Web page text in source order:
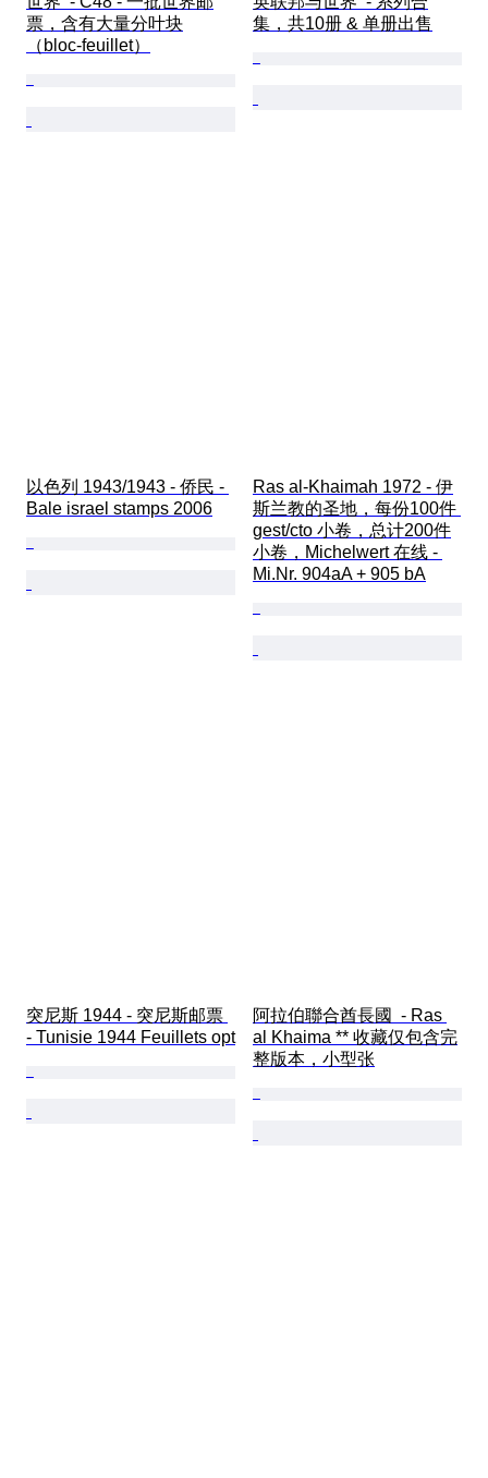
票，含有大量分叶块
（bloc-feuillet）
集，共10册 & 单册出售
以色列 1943/1943 - 侨民 -
Bale israel stamps 2006
Ras al-Khaimah 1972 - 伊
斯兰教的圣地，每份100件
gest/cto 小卷，总计200件
小卷，Michelwert 在线 -
Mi.Nr. 904aA + 905 bA
突尼斯 1944 - 突尼斯邮票
- Tunisie 1944 Feuillets opt
阿拉伯聯合酋長國  - Ras
al Khaima ** 收藏仅包含完
整版本，小型张